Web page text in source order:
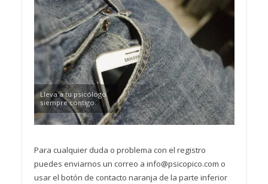
Lleva a tu psicólogo
siempre contigo.
Para cualquier duda o problema con el registro
puedes enviarnos un correo a info@psicopico.com o
usar el botón de contacto naranja de la parte inferior